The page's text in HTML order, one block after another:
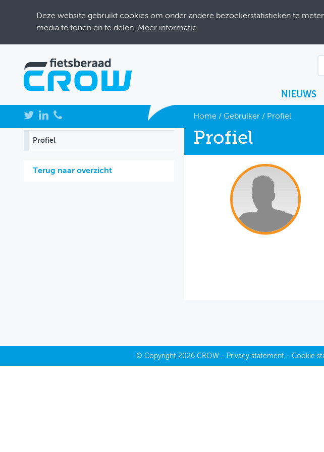
Deze website gebruikt cookies om onder andere bezoekerstatistieken te
media te tonen en te delen. Meer informatie
NIEUWS
NIEUWS
BIJEENKOMSTEN
Home / Gebruiker/ Profiel
Profiel
Terug naar overzicht
Profiel
© Copyright2026 CROW - Privacy statement- Cookie